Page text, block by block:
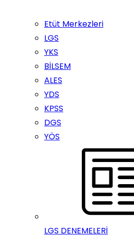
Etüt Merkezleri
LGS
YKS
BİLSEM
ALES
YDS
KPSS
DGS
YÖS
LGS DENEMELERİ